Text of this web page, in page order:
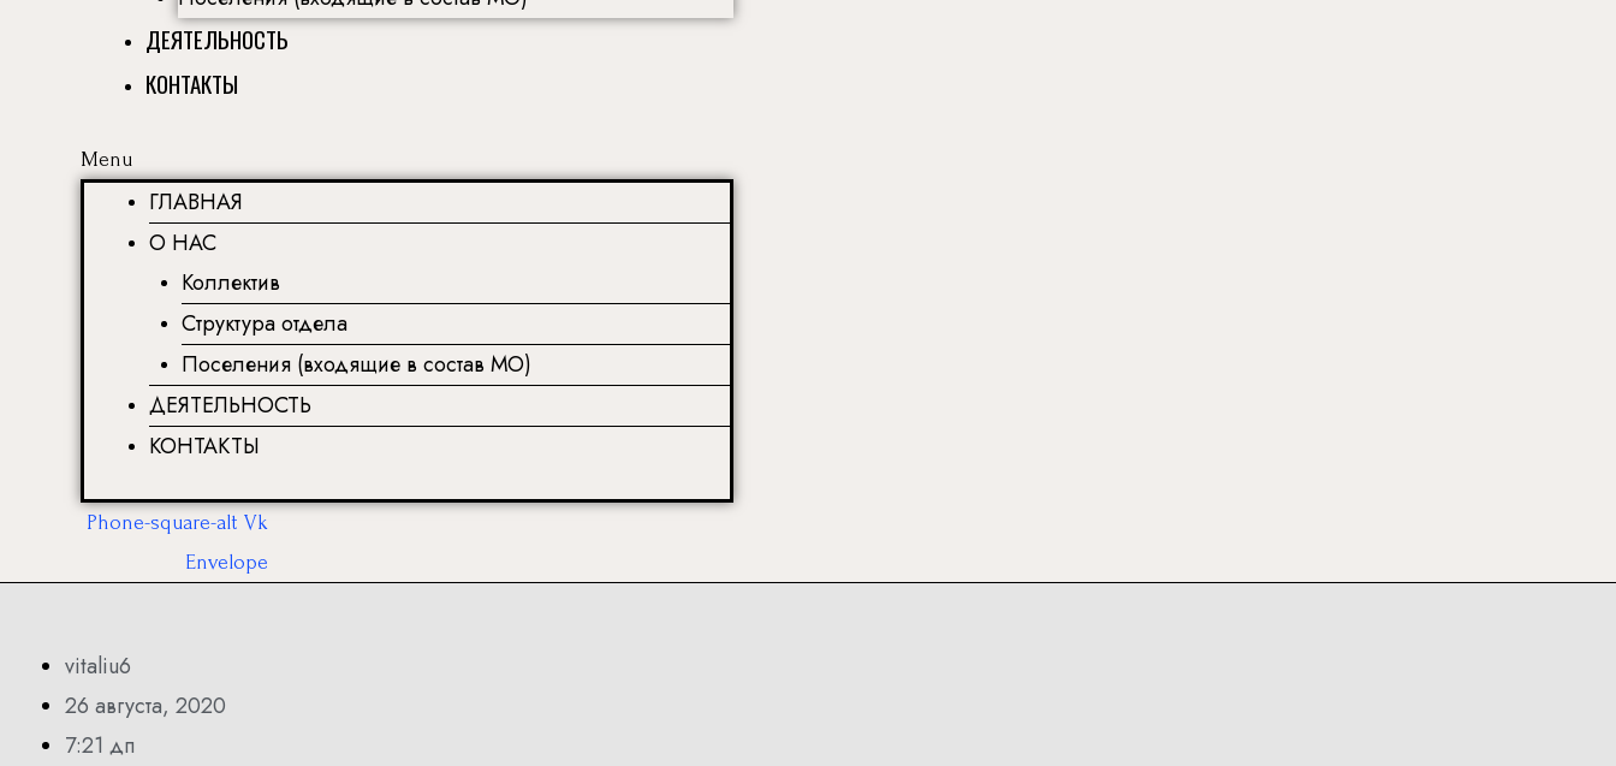
ДЕЯТЕЛЬНОСТЬ
КОНТАКТЫ
Menu
ГЛАВНАЯ
О НАС
Коллектив
Структура отдела
Поселения (входящие в состав МО)
ДЕЯТЕЛЬНОСТЬ
КОНТАКТЫ
Phone-square-alt Vk
Envelope
vitaliu6
26 августа, 2020
7:21 дп